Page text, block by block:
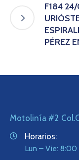
F184 24/
PÉREZ
Motolinía #2
Horarios:
Lun – Vie: